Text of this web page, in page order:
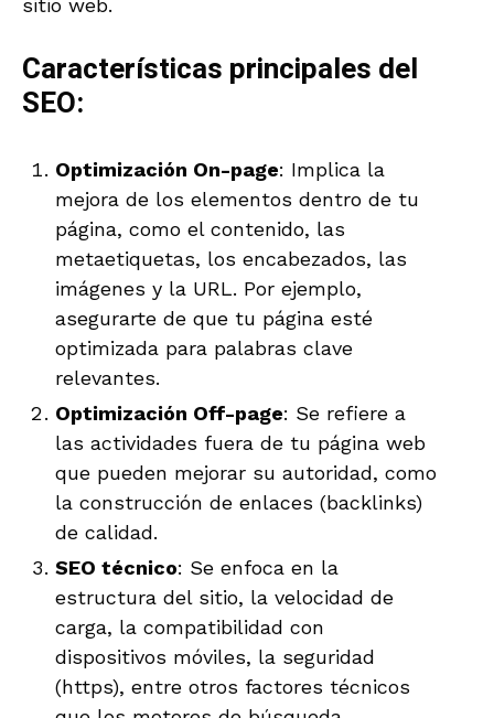
sitio web.
Características principales del
SEO:
Optimización On-page: Implica la
mejora de los elementos dentro de tu
página, como el contenido, las
metaetiquetas, los encabezados, las
imágenes y la URL. Por ejemplo,
asegurarte de que tu página esté
optimizada para palabras clave
relevantes.
Optimización Off-page: Se refiere a
las actividades fuera de tu página web
que pueden mejorar su autoridad, como
la construcción de enlaces (backlinks)
de calidad.
SEO técnico: Se enfoca en la
estructura del sitio, la velocidad de
carga, la compatibilidad con
dispositivos móviles, la seguridad
(https), entre otros factores técnicos